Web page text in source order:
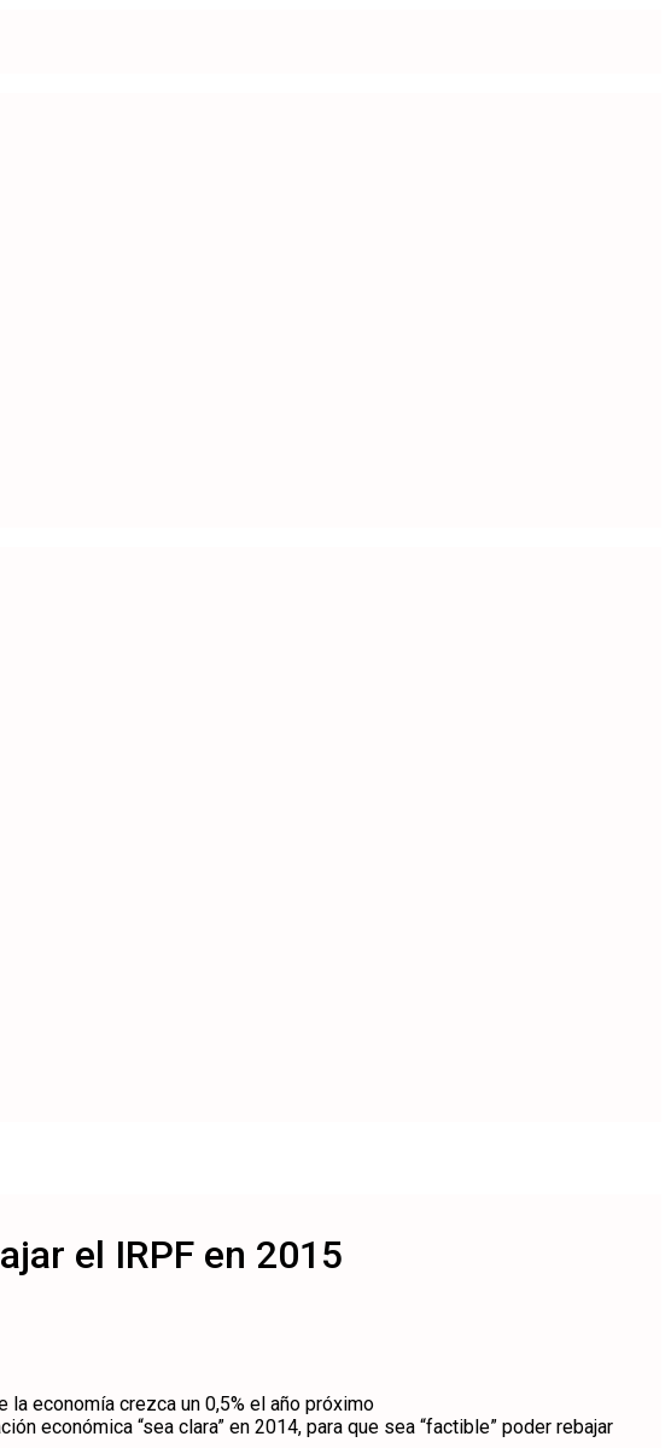
el IRPF en 2015
economía crezca un 0,5% el año próximo
económica “sea clara” en 2014, para que sea “factible” poder rebajar